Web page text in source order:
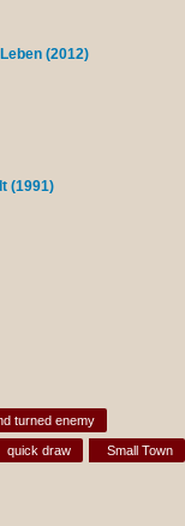
(2012)
(1991)
turned enemy
quick draw Small Town